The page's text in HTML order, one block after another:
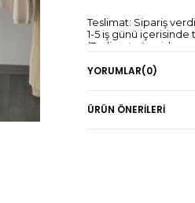
Teslimat: Sipariş
1-5 iş günü
(Teslimat süresi,
İade: Giyilebilir
sipariş verilen
*Kredi kartına
ilgili bankanın
YORUMLAR(0)
ÜRÜN ÖNERILERI